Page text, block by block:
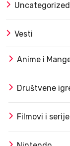
Uncategorized
Vesti
Anime i
Društvene
Filmovi i serije